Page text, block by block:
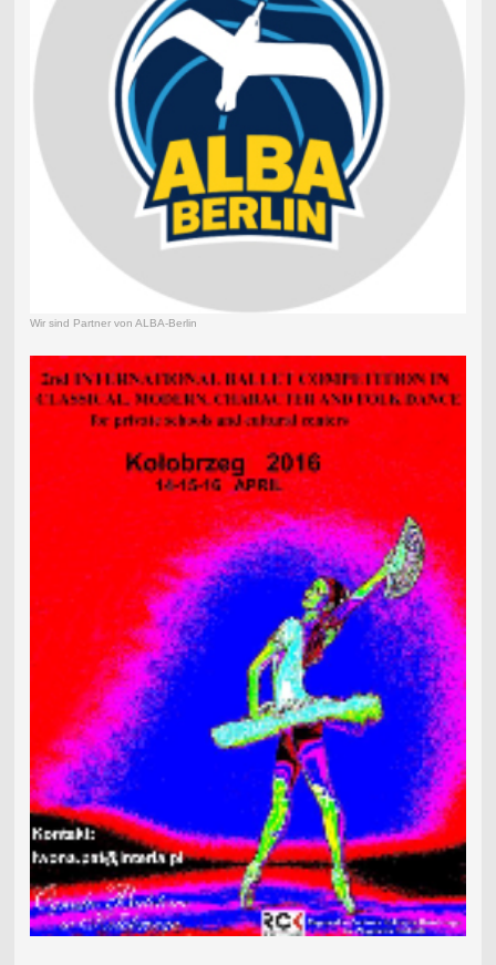
Wir sind Partner von ALBA-Berlin